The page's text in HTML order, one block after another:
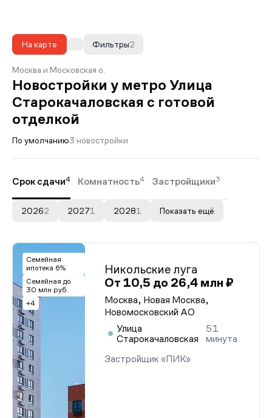
На карте 2
Фильтры
Москва и Московская о.
Новостройки у метро Улица
Старокачаловская с готовой
отделкой
По умолчанию3 новостройки
Срок сдачи4 Комнатность4 Застройщики3
20262 20271 20281 Показать ещё
Семейная
ипотека 6%
Семейная до
30 млн руб.
+4
Никольские луга
От 10,5 до 26,4 млн ₽
Москва, Новая Москва,
Новомосковский АО
Улица
Старокачаловская
51
минута
Застройщик «ПИК»